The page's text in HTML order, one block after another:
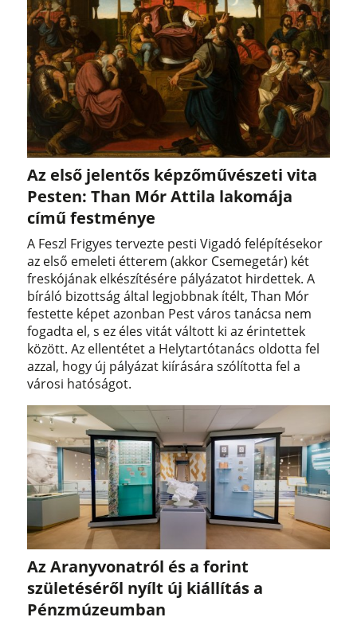
Az első jelentős képzőművészeti vita
Pesten: Than Mór Attila lakomája
című festménye
A Feszl Frigyes tervezte pesti Vigadó felépítésekor
az első emeleti étterem (akkor Csemegetár) két
freskójának elkészítésére pályázatot hirdettek. A
bíráló bizottság által legjobbnak ítélt, Than Mór
festette képet azonban Pest város tanácsa nem
fogadta el, s ez éles vitát váltott ki az érintettek
között. Az ellentétet a Helytartótanács oldotta fel
azzal, hogy új pályázat kiírására szólította fel a
városi hatóságot.
Az Aranyvonatról és a forint
születéséről nyílt új kiállítás a
Pénzmúzeumban